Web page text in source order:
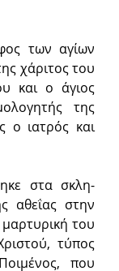
των αγίων
χάριτος του
και ο άγιος
της
ο ιατρός και
στα σκλη­
αθεΐας στην
του
τύπος
που